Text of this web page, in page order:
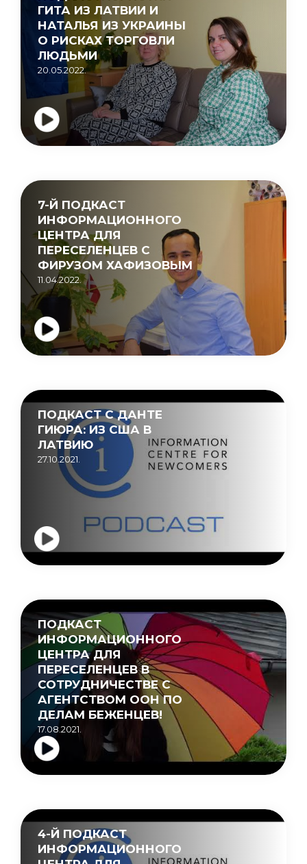
ГИТА ИЗ ЛАТВИИ И
НАТАЛЬЯ ИЗ УКРАИНЫ
О РИСКАХ ТОРГОВЛИ
ЛЮДЬМИ
20.05.2022.
7-Й ПОДКАСТ
ИНФОРМАЦИОННОГО
ЦЕНТРА ДЛЯ
ПЕРЕСЕЛЕНЦЕВ С
ФИРУЗОМ ХАФИЗОВЫМ
11.04.2022.
ПОДКАСТ С ДАНТЕ
ГИЮРА: ИЗ США В
ЛАТВИЮ
27.10.2021.
ПОДКАСТ
ИНФОРМАЦИОННОГО
ЦЕНТРА ДЛЯ
ПЕРЕСЕЛЕНЦЕВ В
СОТРУДНИЧЕСТВЕ С
АГЕНТСТВОМ ООН ПО
ДЕЛАМ БЕЖЕНЦЕВ!
17.08.2021.
4-Й ПОДКАСТ
ИНФОРМАЦИОННОГО